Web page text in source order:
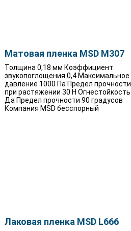
Матовая пленка MSD M307
Толщина 0,18 мм Коэффициент
звукопоглощения 0,4 Максимальное
давление 1000 Па Предел прочности
при растяжении 30 Н Огнестойкость
Да Предел прочности 90 градусов
Компания MSD бесспорный
Лаковая пленка MSD L666